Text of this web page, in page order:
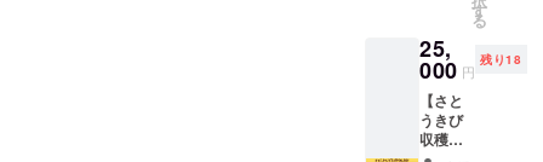
記入く
ださ
い。 ・
サイ
ズ：
20cm×
ださ
い。 ・
サイ
ズ：
20cm×
11cm程
くり
ねり」
にご招
待し、
実際の
製造過
程に触
す
る
25,
000 円
残り18
【さと
うきび
収穫体